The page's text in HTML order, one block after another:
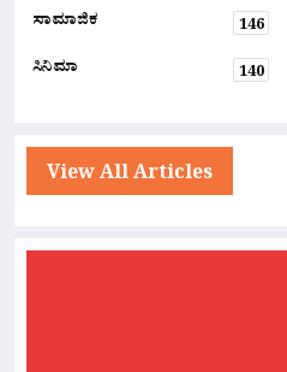
ಸಾಮಾಜಿಕ
146
ಸಿನಿಮಾ
140
View All Articles